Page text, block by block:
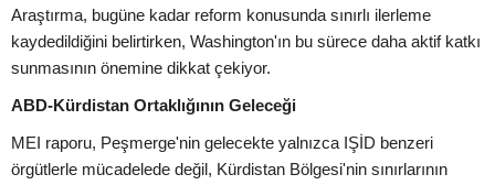
Araştırma, bugüne kadar reform konusunda sınırlı ilerleme
kaydedildiğini belirtirken, Washington'ın bu sürece daha aktif katkı
sunmasının önemine dikkat çekiyor.
ABD-Kürdistan Ortaklığının Geleceği
MEI raporu, Peşmerge'nin gelecekte yalnızca IŞİD benzeri
örgütlerle mücadelede değil, Kürdistan Bölgesi'nin sınırlarının